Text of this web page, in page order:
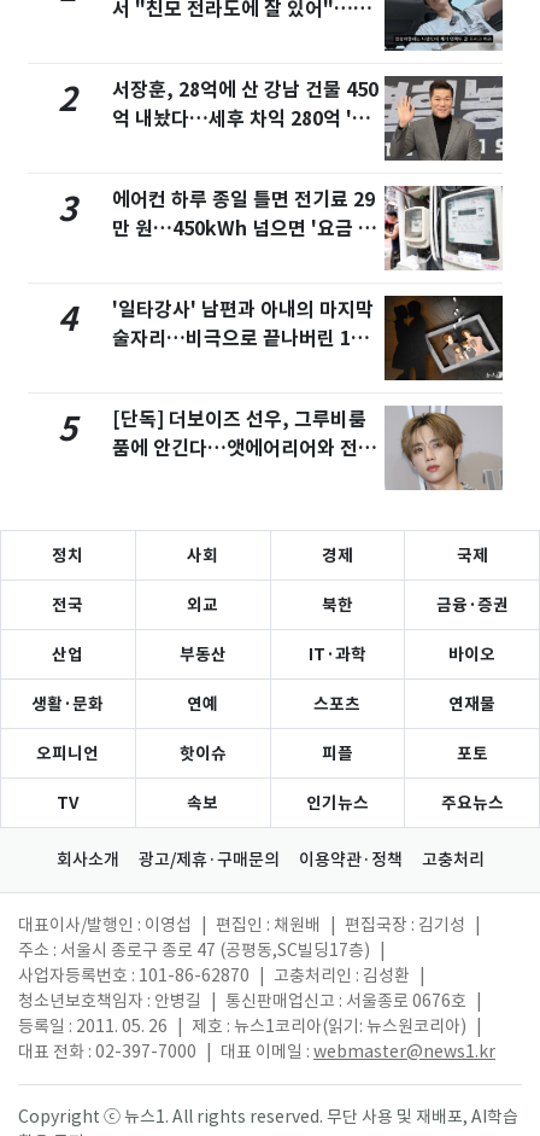
서 "친모 전라도에 잘 있어"…유
2
서장훈, 28억에 산 강남 건물 450
억 내놨다…세후 차익 280억 '잭
3
에어컨 하루 종일 틀면 전기료 29
만 원…450kWh 넘으면 '요금 폭
4
'일타강사' 남편과 아내의 마지막
술자리…비극으로 끝나버린 17
5
[단독] 더보이즈 선우, 그루비룸
품에 안긴다…앳에어리어와 전속
정치 사회 경제 국제
전국 외교 북한 금융·증권
산업 부동산 IT·과학 바이오
생활·문화 연예 스포츠 연재물
오피니언 핫이슈 피플 포토
TV 속보 인기뉴스 주요뉴스
회사소개 광고/제휴·구매문의 이용약관·정책 고충처리
대표이사/발행인 : 이영섭 편집인 : 채원배 편집국장 : 김기성
주소 : 서울시 종로구 종로 47 (공평동,SC빌딩17층)
사업자등록번호 : 101-86-62870
고충처리인 : 김성환
청소년보호책임자 : 안병길
통신판매업신고 : 서울종로 0676호
등록일 : 2011. 05. 26
제호 : 뉴스1코리아(읽기: 뉴스원코리아)
대표 전화 : 02-397-7000
대표 이메일 : webmaster@news1.kr
Copyright ⓒ 뉴스1. All rights reserved. 무단 사용 및 재배포, AI학습